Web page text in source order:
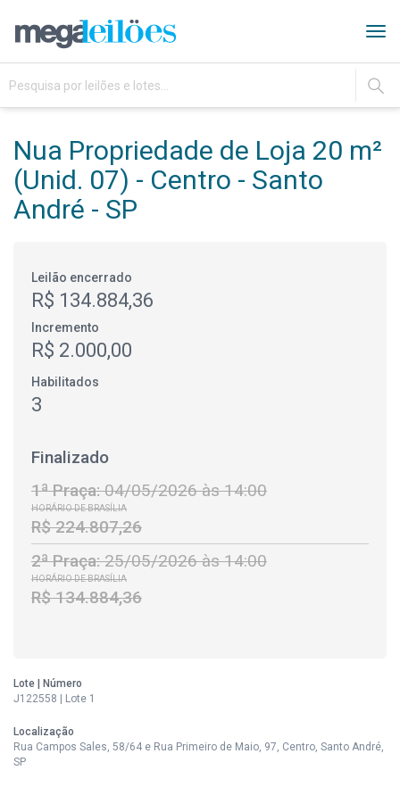
IR
Nua Propriedade de Loja 20 m²
(Unid. 07) - Centro - Santo
André - SP
Leilão encerrado
R$ 134.884,36
Incremento
R$ 2.000,00
Habilitados
3
Finalizado
1ª Praça:04/05/2026 às 14:00
HORÁRIO DE BRASÍLIA
R$ 224.807,26
2ª Praça:25/05/2026 às 14:00
HORÁRIO DE BRASÍLIA
R$ 134.884,36
Lote | Número
J122558 | Lote 1
Localização
Rua Campos Sales, 58/64 e Rua Primeiro de Maio, 97, Centro, Santo André,
SP